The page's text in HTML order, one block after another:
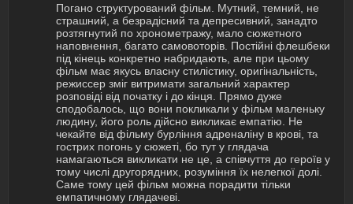
Погано структурований фільм. Мутний, темний, не
страшний, а безрадісний та депресивний, занадто
розтягнутий по хронометражу, мало сюжетного
наповнення, багато самовоторів. Постійні флешбеки
під кінець конкретно набридають, але при цьому
фільм має якусь власну стилістику, оригінальність,
режиссер зміг витримати загальний характер
розповіді від початку і до кінця. Прямо дуже
сподобалось, що вони покликали у фільм маленьку
людину, його роль дійсно викликає емпатію. Не
чекайте від фільму бурління адреналіну в крові, та
гострих погонь у сюжеті, бо тут у глядача
намагаються викликати не це, а співчуття до героїв у
тому числі другорядних, розуміння їх нелегкої долі.
Саме тому цей фільм можна порадити тільки
емпатичному глядачеві.